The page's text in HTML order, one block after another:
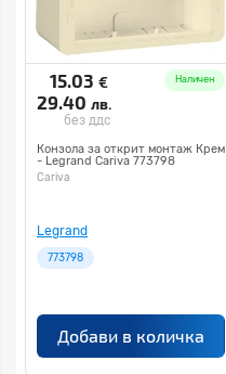
15.03 €
29.40 лв.
без ддс
Наличен
Конзола за открит монтаж Крем
- Legrand Cariva 773798
Cariva
Legrand
773798
Добави в количка